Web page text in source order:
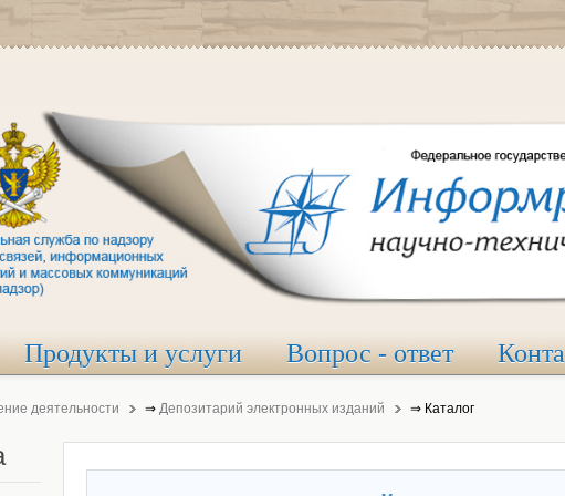
Продукты и услуги Вопрос - ответ
деятельности ⇒ Депозитарий электронных изданий ⇒ Каталог